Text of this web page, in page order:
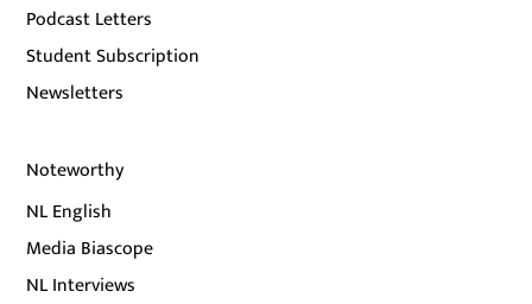
Podcast Letters
Student Subscription
Newsletters
Noteworthy
NL English
Media Biascope
NL Interviews